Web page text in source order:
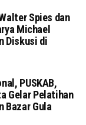
Spies dan
Michael
Diskusi di
PUSKAB,
Gelar Pelatihan
Bazar Gula